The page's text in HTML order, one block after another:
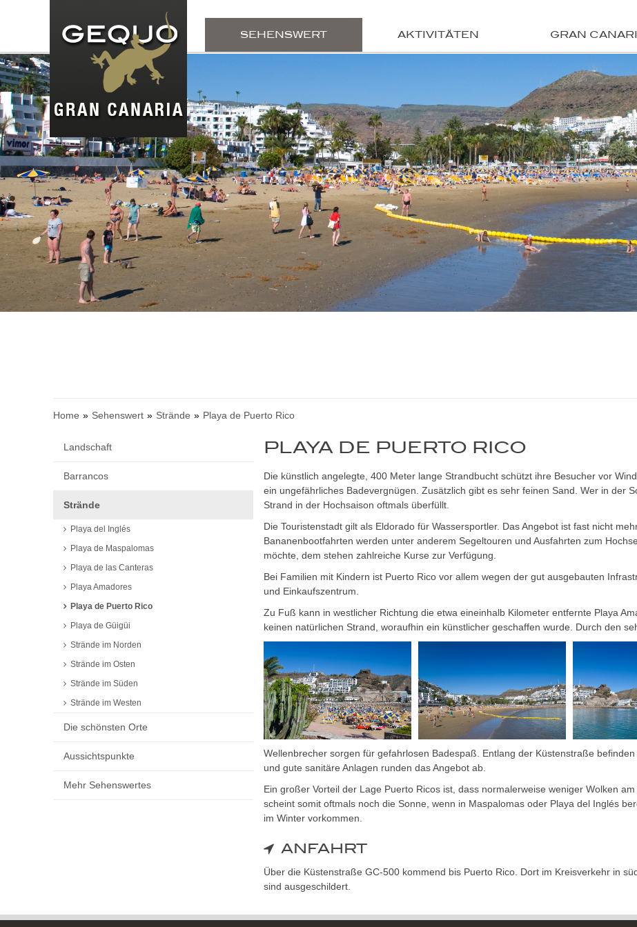
SEHENSWERT AKTIVITÄTEN GRAN
Home Sehenswert Strände Playa de Puerto Rico
Landschaft
Barrancos
Strände
Playa del Inglés
Playa de Maspalomas
Playa de las Canteras
Playa Amadores
Playa de Puerto Rico
Playa de Güigüi
Strände im Norden
Strände im Osten
Strände im Süden
Strände im Westen
Die schönsten Orte
Aussichtspunkte
Mehr Sehenswertes
PLAYA DE PUERTO RICO
Die künstlich angelegte, 400 Meter lange Strandbucht schützt ihre Besucher vor
ein ungefährliches Badevergnügen. Zusätzlich gibt es sehr feinen Sand. Wer in der
Strand in der Hochsaison oftmals überfüllt.
Die Touristenstadt gilt als Eldorado für Wassersportler. Das Angebot ist fast nicht
Bananenbootfahrten werden unter anderem Segeltouren und Ausfahrten zum
möchte, dem stehen zahlreiche Kurse zur Verfügung.
Bei Familien mit Kindern ist Puerto Rico vor allem wegen der gut ausgebauten
und Einkaufszentrum.
Zu Fuß kann in westlicher Richtung die etwa eineinhalb Kilometer entfernte Playa
keinen natürlichen Strand, woraufhin ein künstlicher geschaffen wurde. Durch den
Wellenbrecher sorgen für gefahrlosen Badespaß. Entlang der Küstenstraße
und gute sanitäre Anlagen runden das Angebot ab.
Ein großer Vorteil der Lage Puerto Ricos ist, dass normalerweise weniger Wolken
scheint somit oftmals noch die Sonne, wenn in Maspalomas oder Playa del Inglés
im Winter vorkommen.
ANFAHRT
Über die Küstenstraße GC-500 kommend bis Puerto Rico. Dort im Kreisverkehr in
sind ausgeschildert.